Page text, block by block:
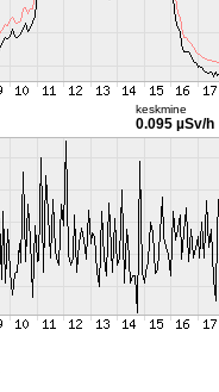
keskmine
0.095 µSv/h